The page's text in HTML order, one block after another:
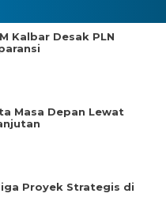
Kalbar Desak PLN
Masa Depan Lewat
Proyek Strategis di